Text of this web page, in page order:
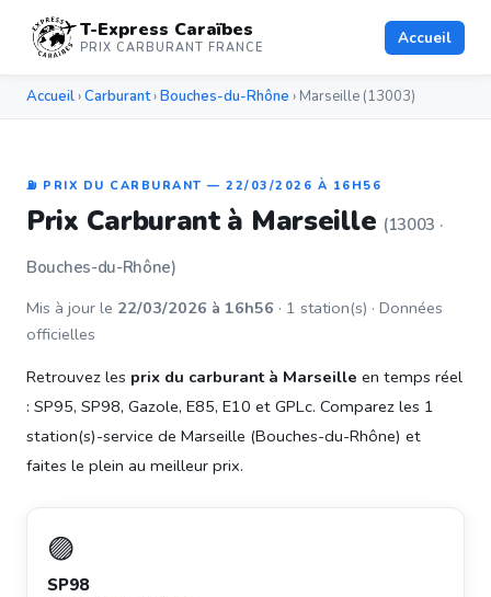
T-Express Caraïbes
PRIX CARBURANT FRANCE Accueil
Accueil ›Carburant›Bouches-du-Rhône › Marseille (13003)
⛽ PRIX DU CARBURANT — 22/03/2026 À 16H56
Prix Carburant à Marseille (13003 ·
Bouches-du-Rhône)
Mis à jour le 22/03/2026 à 16h56 · 1 station(s) · Données
officielles
Retrouvez les prix du carburant à Marseille en temps réel
: SP95, SP98, Gazole, E85, E10 et GPLc. Comparez les 1
station(s)-service de Marseille (Bouches-du-Rhône) et
faites le plein au meilleur prix.
🟣
SP98